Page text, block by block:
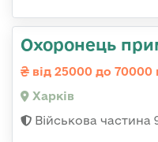
Охоронець
від 25000 до 70000
Харків
Військова частина